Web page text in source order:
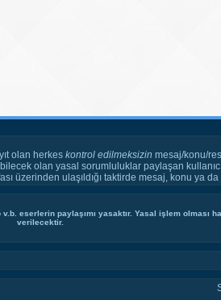
olan herkes kontrol edilmeksizin mesaj/konu/
olan yasal sorumluluklar paylaşan
üzerinden ulaşıldığı taktirde mesaj, konu ya
eserlerin paylaşımı yasaktır. Yasal işlem
verilecektir.